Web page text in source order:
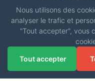
2017 - 2026 - STICKERS-
Nous utilisons des
analyser le trafic et
"Tout accepter", vous
Tout accepter